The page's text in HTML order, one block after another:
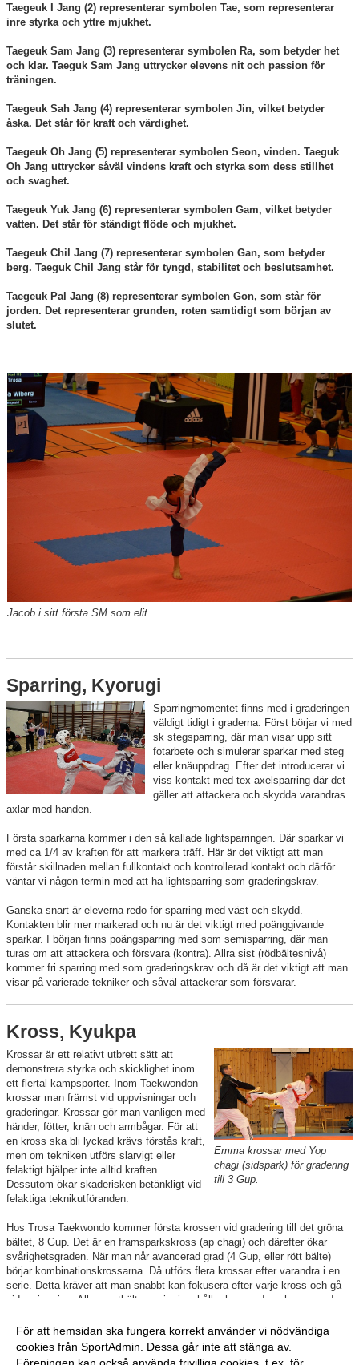
Taegeuk I Jang (2) representerar symbolen Tae, som representerar
inre styrka och yttre mjukhet.
Taegeuk Sam Jang (3) representerar symbolen Ra, som betyder het
och klar. Taeguk Sam Jang uttrycker elevens nit och passion för
träningen.
Taegeuk Sah Jang (4) representerar symbolen Jin, vilket betyder
åska. Det står för kraft och värdighet.
Taegeuk Oh Jang (5) representerar symbolen Seon, vinden. Taeguk
Oh Jang uttrycker såväl vindens kraft och styrka som dess stillhet
och svaghet.
Taegeuk Yuk Jang (6) representerar symbolen Gam, vilket betyder
vatten. Det står för ständigt flöde och mjukhet.
Taegeuk Chil Jang (7) representerar symbolen Gan, som betyder
berg. Taeguk Chil Jang står för tyngd, stabilitet och beslutsamhet.
Taegeuk Pal Jang (8) representerar symbolen Gon, som står för
jorden. Det representerar grunden, roten samtidigt som början av
slutet.
Jacob i sitt första SM som elit.
Sparring, Kyorugi
Sparringmomentet finns med i graderingen
väldigt tidigt i graderna. Först börjar vi med
sk stegsparring, där man visar upp sitt
fotarbete och simulerar sparkar med steg
eller knäuppdrag. Efter det introducerar vi
viss kontakt med tex axelsparring där det
gäller att attackera och skydda varandras
axlar med handen.
Första sparkarna kommer i den så kallade lightsparringen. Där sparkar vi
med ca 1/4 av kraften för att markera träff. Här är det viktigt att man
förstår skillnaden mellan fullkontakt och kontrollerad kontakt och därför
väntar vi någon termin med att ha lightsparring som graderingskrav.
Ganska snart är eleverna redo för sparring med väst och skydd.
Kontakten blir mer markerad och nu är det viktigt med poänggivande
sparkar. I början finns poängsparring med som semisparring, där man
turas om att attackera och försvara (kontra). Allra sist (rödbältesnivå)
kommer fri sparring med som graderingskrav och då är det viktigt att man
visar på varierade tekniker och såväl attackerar som försvarar.
Kross, Kyukpa
Emma krossar med Yop
chagi (sidspark) för gradering
till 3 Gup.
Krossar är ett relativt utbrett sätt att
demonstrera styrka och skicklighet inom
ett flertal kampsporter. Inom Taekwondon
krossar man främst vid uppvisningar och
graderingar. Krossar gör man vanligen med
händer, fötter, knän och armbågar. För att
en kross ska bli lyckad krävs förstås kraft,
men om tekniken utförs slarvigt eller
felaktigt hjälper inte alltid kraften.
Dessutom ökar skaderisken betänkligt vid
felaktiga teknikutföranden.
Hos Trosa Taekwondo kommer första krossen vid gradering till det gröna
bältet, 8 Gup. Det är en framsparkskross (ap chagi) och därefter ökar
svårighetsgraden. När man når avancerad grad (4 Gup, eller rött bälte)
börjar kombinationskrossarna. Då utförs flera krossar efter varandra i en
serie. Detta kräver att man snabbt kan fokusera efter varje kross och gå
vidare i serien. Alla svartbältesserier innehåller hoppande och snurrande
Även våra barn krossar vid grönt bälte och speciellt handkrossarna kan
vara svåra om inte utförandet är 100% riktigt.
För att hemsidan ska fungera korrekt använder vi nödvändiga
cookies från SportAdmin. Dessa går inte att stänga av.